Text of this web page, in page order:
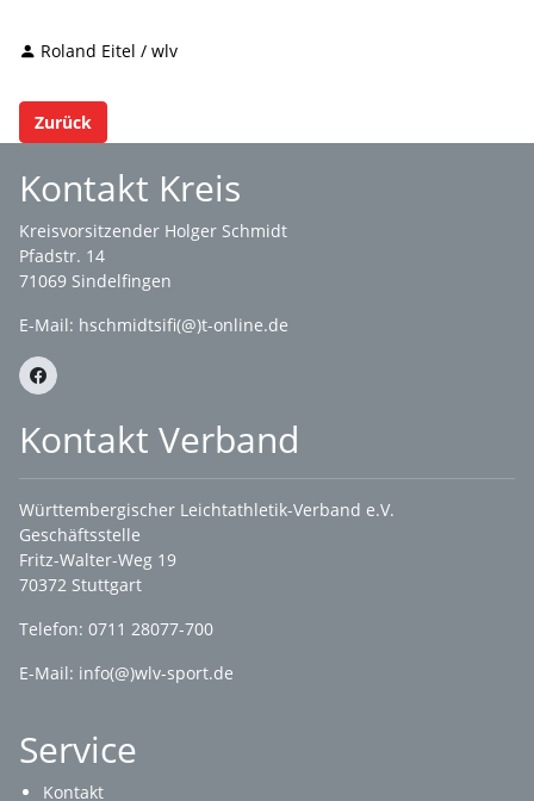
Roland Eitel / wlv
Zurück
Kontakt Kreis
Kreisvorsitzender Holger Schmidt
Pfadstr. 14
71069 Sindelfingen
E-Mail: hschmidtsifi(@)t-online.de
Kontakt Verband
Württembergischer Leichtathletik-Verband e.V.
Geschäftsstelle
Fritz-Walter-Weg 19
70372 Stuttgart
Telefon: 0711 28077-700
E-Mail: info(@)wlv-sport.de
Service
Kontakt